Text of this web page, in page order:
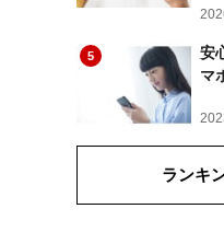
5
安
マ
ランキ